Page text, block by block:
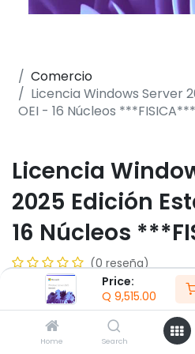
Price:
Q 9,515.00
Home Search
Comercio
Licencia Windows Server
OEI - 16 Núcleos ***FISICA***
Licencia
2025 Edición
16 Núcleos
(0 reseña)
- Hasta 2 instancias
- Cubre hasta 16 núcleos
- Contenedores Windows
- Downgrade a versiones